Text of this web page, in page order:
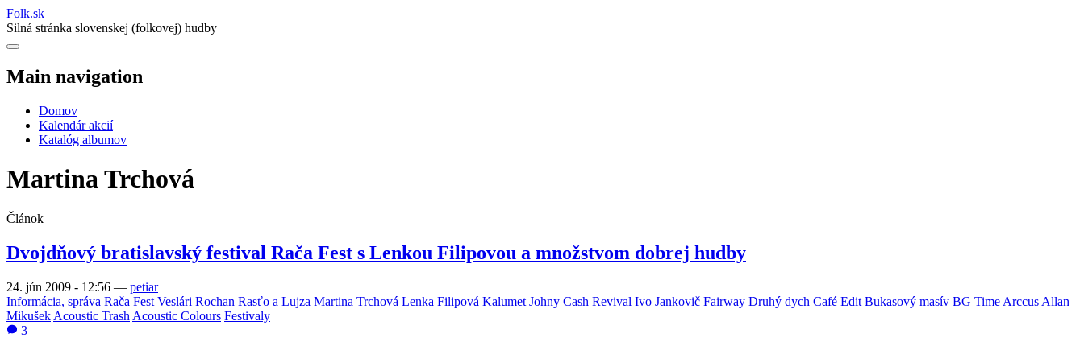
Folk.sk
Silná stránka slovenskej (folkovej) hudby
Main navigation
Domov
Kalendár akcií
Katalóg albumov
Martina Trchová
Článok
Dvojdňový bratislavský festival Rača Fest s Lenkou Filipovou a množstvom dobrej hudby
24. jún 2009 - 12:56 — petiar
Informácia, správa Rača Fest Veslári Rochan Rasťo a Lujza Martina Trchová Lenka Filipová Kalumet Johny Cash Revival Ivo Jankovič Fairway Druhý dych Café Edit Bukasový masív BG Time Arccus Allan
Mikušek Acoustic Trash Acoustic Colours Festivaly
3